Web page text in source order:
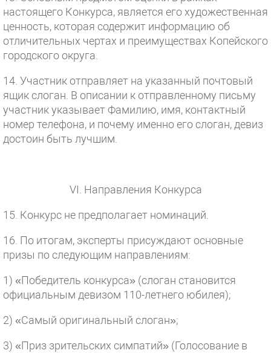
настоящего Конкурса, является его художественная
ценность, которая содержит информацию об
отличительных чертах и преимуществах Копейского
городского округа.
14. Участник отправляет на указанный почтовый
ящик слоган. В описании к отправленному письму
участник указывает Фамилию, имя, контактный
номер телефона, и почему именно его слоган, девиз
достоин быть лучшим.
VI. Направления Конкурса
15. Конкурс не предполагает номинаций.
16. По итогам, эксперты присуждают основные
призы по следующим направлениям:
1) «Победитель конкурса» (слоган становится
официальным девизом 110-летнего юбилея);
2) «Самый оригинальный слоган»;
3) «Приз зрительских симпатий» (Голосование в